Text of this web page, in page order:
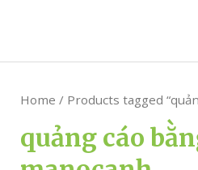
Home / Products tagged
quảng cáo